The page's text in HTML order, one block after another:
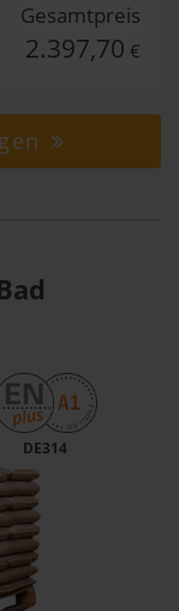
Gesamtpreis
2.397,70 €
DE314